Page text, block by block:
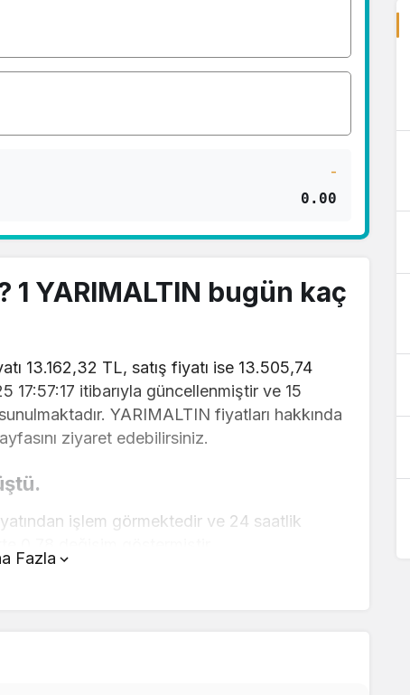
-
0.00
1 YARIMALTIN bugün kaç
13.162,32 TL, satış fiyatı ise 13.505,74
itibarıyla güncellenmiştir ve 15
YARIMALTIN fiyatları hakkında
ziyaret edebilirsiniz.
işlem görmektedir ve 24 saatlik
Fazla